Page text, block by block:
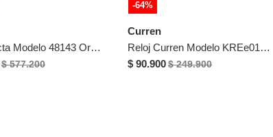
Reloj Invicta Modelo 48143 Oro Dama
$ 577.200
-64%
Curren
Reloj Curren Modelo KREe0101 Plateado Mujer
$ 90.900$ 249.900